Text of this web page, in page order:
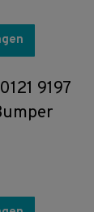
9197